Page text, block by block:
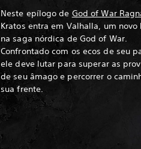
Neste epílogo de God of War
Kratos entra em Valhalla, um novo
na saga nórdica de God of War.
Confrontado com os ecos de seu
ele deve lutar para superar as
de seu âmago e percorrer o
sua frente.